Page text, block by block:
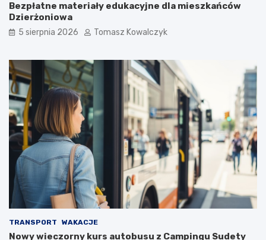
Bezpłatne materiały edukacyjne dla mieszkańców
Dzierżoniowa
5 sierpnia 2026 Tomasz Kowalczyk
TRANSPORT WAKACJE
Nowy wieczorny kurs autobusu z Campingu Sudety